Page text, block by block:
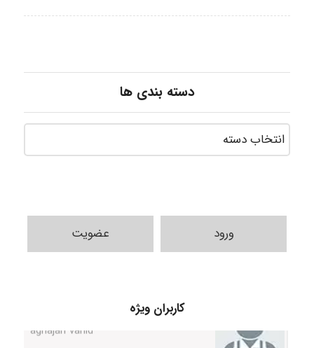
دسته بندی ها
ورود عضویت
کاربران ویژه